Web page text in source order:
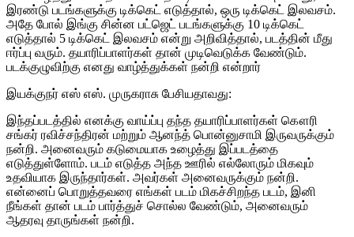
இரண்டு படங்களுக்கு டிக்கெட் எடுத்தால், ஒரு டிக்கெட் இலவசம்.
அதே போல் இங்கு சின்ன பட்ஜெட் படங்களுக்கு 10 டிக்கெட்
எடுத்தால் 5 டிக்கெட் இலவசம் என்று அறிவித்தால், படத்தின் மீது
ஈர்ப்பு வரும். தயாரிப்பாளர்கள் தான் முடிவெடுக்க வேண்டும்.
படக்குழுவிற்கு எனது வாழ்த்துக்கள் நன்றி என்றார்
இயக்குநர் எஸ் எஸ். முருகராசு பேசியதாவது:
இந்தப்படத்தில் எனக்கு வாய்ப்பு தந்த தயாரிப்பாளர்கள் கௌரி
சங்கர் ரவிச்சந்திரன் மற்றும் ஆனந்த் பொன்னுசாமி இருவருக்கும்
நன்றி. அனைவரும் கடுமையாக உழைத்து இப்படத்தை
எடுத்துள்ளோம். படம் எடுத்த அந்த ஊரில் எல்லோரும் மிகவும்
உதவியாக இருந்தார்கள். அவர்கள் அனைவருக்கும் நன்றி.
என்னைப் பொறுத்தவரை எங்கள் படம் மிகச்சிறந்த படம், இனி
நீங்கள் தான் படம் பார்த்துச் சொல்ல வேண்டும், அனைவரும்
ஆதரவு தாருங்கள் நன்றி.